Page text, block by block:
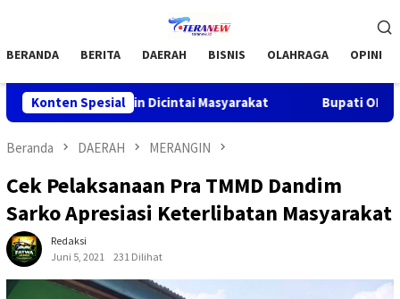
Mobile
BERANDA BERITA DAERAH BISNIS OLAHRAGA OPINI
Konten Spesial
Makin Dicintai Masyarakat Bupati OKU H .Teddy
Beranda DAERAH MERANGIN
Cek Pelaksanaan Pra TMMD Dandim
Sarko Apresiasi Keterlibatan Masyarakat
Redaksi
Juni 5, 2021
231 Dilihat